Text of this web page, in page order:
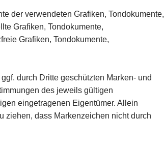
der verwendeten Grafiken, Tondokumente,
Grafiken, Tondokumente,
Grafiken, Tondokumente,
durch Dritte geschützten Marken- und
des jeweils gültigen
eingetragenen Eigentümer. Allein
ziehen, dass Markenzeichen nicht durch